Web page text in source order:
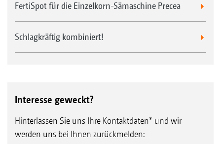
FertiSpot für die Einzelkorn-Sämaschine Precea
Schlagkräftig kombiniert!
Interesse geweckt?
Hinterlassen Sie uns Ihre Kontaktdaten* und wir
werden uns bei Ihnen zurückmelden: